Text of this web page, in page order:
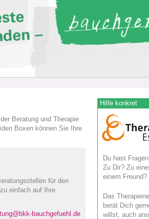
Beratung und Therapie
Boxen können Sie Ihre
für den
einfach auf Ihre
bauchgefuehl.de
Hilfe konkret
Du hast
Zu Dir? Zu
einem Freund?
Das
berät Dich
willst, auch